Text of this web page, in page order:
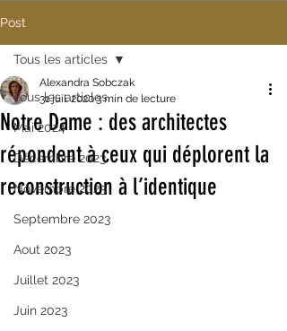
Post
Tous les articles
Mai 2024
Décembre 2023
Novembre 2023
Septembre 2023
Aout 2023
Juillet 2023
Juin 2023
Tous les articles
Notre Dame : des architectes
répondent à ceux qui déplorent la
reconstruction à l’identique
Alexandra Sobczak
31 juil. 20203 min de lecture